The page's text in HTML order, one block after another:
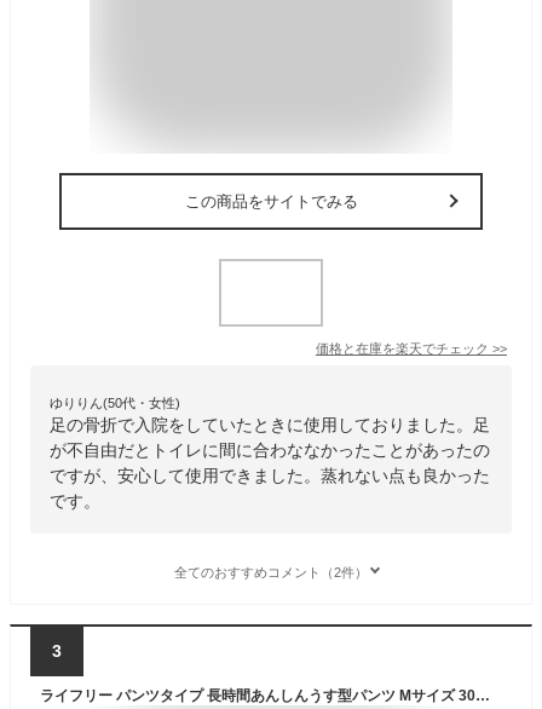
この商品をサイトでみる
価格と在庫を楽天でチェック >>
ゆりりん(50代・女性)
足の骨折で入院をしていたときに使用しておりました。足
が不自由だとトイレに間に合わななかったことがあったの
ですが、安心して使用できました。蒸れない点も良かった
です。
全てのおすすめコメント（2件）
3
ライフリー パンツタイプ 長時間あんしんうす型パンツ Mサイズ 30枚 4回吸収 大人用おむつ 【介助で歩ける方】